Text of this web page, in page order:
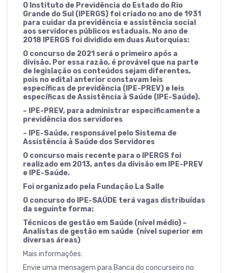
O Instituto de Previdência do Estado do Rio
Grande do Sul (IPERGS) foi criado no ano de 1931
para cuidar da previdência e assistência social
aos servidores públicos estaduais. No ano de
2018 IPERGS foi dividido em duas Autorquias:
O concurso de 2021 será o primeiro após a
divisão. Por essa razão, é provável que na parte
de legislação os conteúdos sejam diferentes,
pois no edital anterior constavam leis
específicas de previdência (IPE-PREV) e leis
específicas de Assistência à Saúde (IPE-Saúde).
– IPE-PREV, para administrar especificamente a
previdência dos servidores
– IPE-Saúde, responsável pelo Sistema de
Assistência à Saúde dos Servidores
O concurso mais recente para o IPERGS foi
realizado em 2013, antes da divisão em IPE-PREV
e IPE-Saúde.
Foi organizado pela Fundação La Salle
O concurso do IPE-SAÚDE terá vagas distribuídas
da seguinte forma:
Técnicos de gestão em Saúde (nível médio) –
Analistas de gestão em saúde (nível superior em
diversas áreas)
Mais informações:
Envie uma mensagem para Banca do concurseiro no